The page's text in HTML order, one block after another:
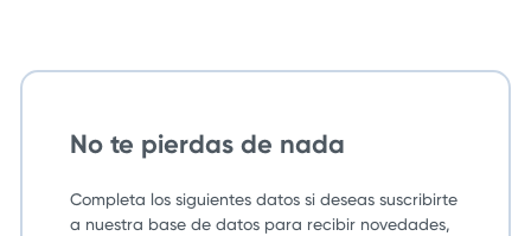
No te pierdas de nada
Completa los siguientes datos si deseas suscribirte
a nuestra base de datos para recibir novedades,